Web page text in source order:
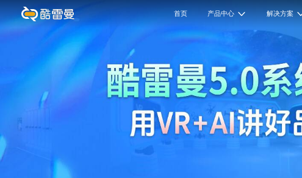
首页 产品中心 解决方案